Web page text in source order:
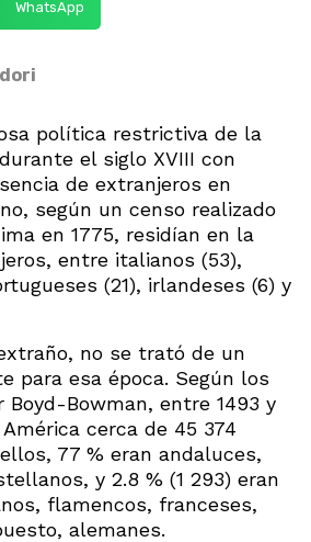
WhatsApp
política restrictiva de la
el siglo XVIII con
de extranjeros en
según un censo realizado
en 1775, residían en la
entre italianos (53),
(21), irlandeses (6) y
no se trató de un
para esa época. Según los
Boyd-Bowman, entre 1493 y
cerca de 45 374
77 % eran andaluces,
y 2.8 % (1 293) eran
flamencos, franceses,
alemanes.